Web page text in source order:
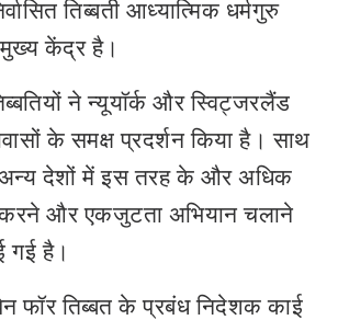
तिब्बती आध्यात्मिक धर्मगुरु
मुख्य केंद्र है।
ने न्यूयॉर्क और स्विट्जरलैंड
के समक्ष प्रदर्शन किया है। साथ
देशों में इस तरह के और अधिक
करने और एकजुटता अभियान चलाने
गई है।
फॉर तिब्बत के प्रबंध निदेशक काई